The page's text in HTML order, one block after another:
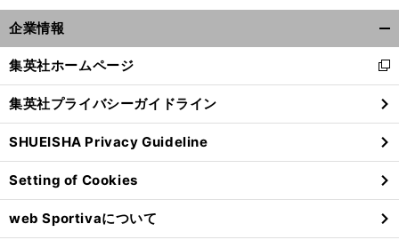
企業情報
閉
る
集英社ホームページ
新
し
い
ウ
ィ
ン
ド
ウ
で
集英社プライバシーガイドライン
SHUEISHA Privacy Guideline
Setting of Cookies
web Sportivaについて